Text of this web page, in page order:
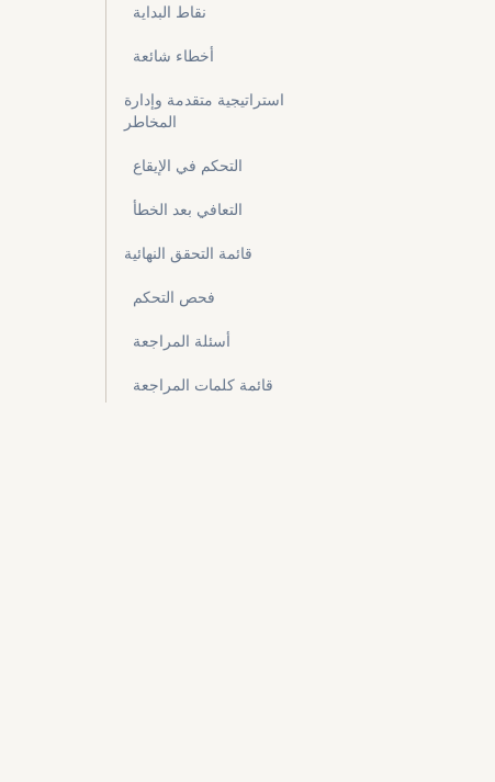
نقاط البداية
أخطاء شائعة
استراتيجية متقدمة وإدارة
المخاطر
التحكم في الإيقاع
التعافي بعد الخطأ
قائمة التحقق النهائية
فحص التحكم
أسئلة المراجعة
قائمة كلمات المراجعة